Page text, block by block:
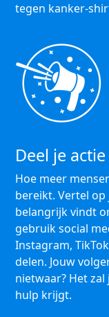
tegen kanker-
Deel je actie
Hoe meer
bereikt. Vertel
belangrijk vindt
gebruik social
Instagram,
delen. Jouw
nietwaar? Het
hulp krijgt.